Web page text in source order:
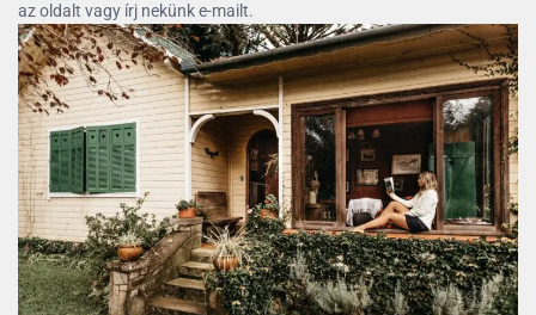
az oldalt vagy írj nekünk e-mailt.